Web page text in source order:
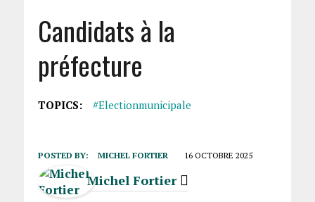
Candidats à la
préfecture
TOPICS: #electionmunicipale
POSTED BY: MICHEL FORTIER 16 OCTOBRE 2025
Michel Fortier